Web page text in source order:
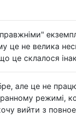
це не велика
це склалося
але це не
режимі,
вийти з